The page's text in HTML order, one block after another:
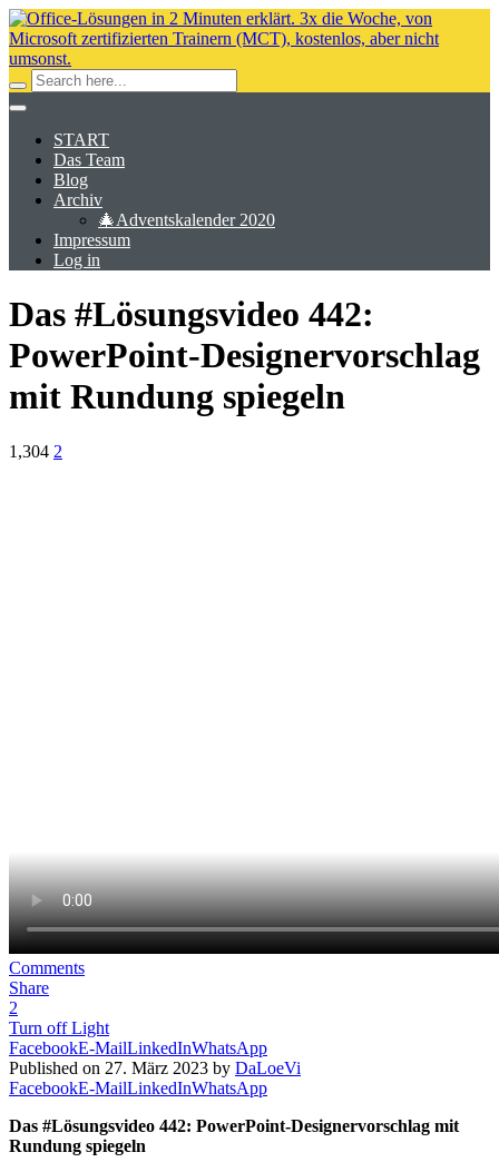
START
Das Team
Blog
Archiv
🎄Adventskalender 2020
Impressum
Log in
Das #Lösungsvideo 442:
PowerPoint-Designervorschlag
mit Rundung spiegeln
1,304 2
Comments
Share
2
Turn off Light
FacebookE-MailLinkedInWhatsApp
Published on 27. März 2023 by DaLoeVi
FacebookE-MailLinkedInWhatsApp
Das #Lösungsvideo 442: PowerPoint-Designervorschlag mit
Rundung spiegeln